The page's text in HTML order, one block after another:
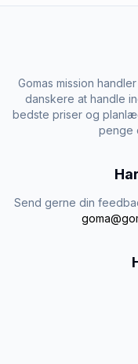
Gomas mission
danskere at handle
bedste priser og
penge
Send gerne din